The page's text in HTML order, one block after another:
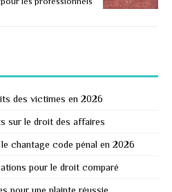
des victimes en 2026
sur le droit des affaires
chantage code pénal en 2026
pour le droit comparé